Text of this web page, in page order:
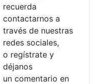
recuerda
contactarnos a
través de nuestras
redes sociales,
o regístrate y
déjanos
un comentario en